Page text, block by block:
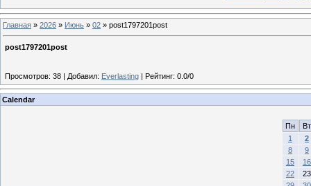
Главная » 2026 » Июнь » 02 » post1797201post
post1797201post
Просмотров: 38 | Добавил: Everlasting | Рейтинг: 0.0/0
Calendar
Пн
Вт
1
2
8
9
15
16
22
23